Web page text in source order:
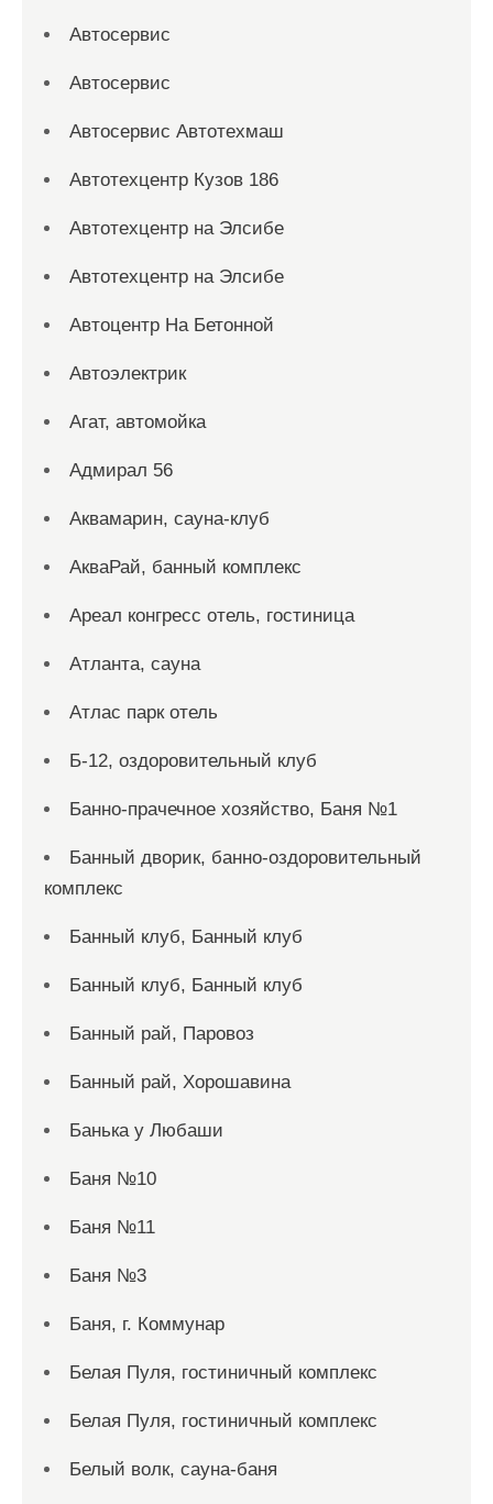
Автосервис
Автосервис
Автосервис Автотехмаш
Автотехцентр Кузов 186
Автотехцентр на Элсибе
Автотехцентр на Элсибе
Автоцентр На Бетонной
Автоэлектрик
Агат, автомойка
Адмирал 56
Аквамарин, сауна-клуб
АкваРай, банный комплекс
Ареал конгресс отель, гостиница
Атланта, сауна
Атлас парк отель
Б-12, оздоровительный клуб
Банно-прачечное хозяйство, Баня №1
Банный дворик, банно-оздоровительный
комплекс
Банный клуб, Банный клуб
Банный клуб, Банный клуб
Банный рай, Паровоз
Банный рай, Хорошавина
Банька у Любаши
Баня №10
Баня №11
Баня №3
Баня, г. Коммунар
Белая Пуля, гостиничный комплекс
Белая Пуля, гостиничный комплекс
Белый волк, сауна-баня